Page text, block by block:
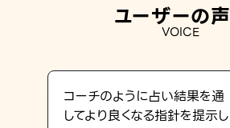
ユーザーの声
VOICE
コーチのように占い結果を通
してより良くなる指針を提示し